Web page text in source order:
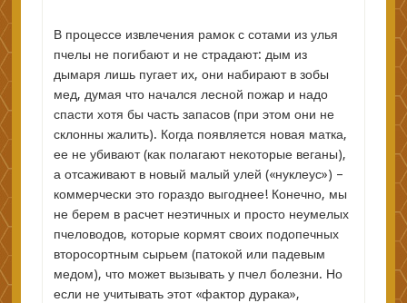
В процессе извлечения рамок с сотами из улья
пчелы не погибают и не страдают: дым из
дымаря лишь пугает их, они набирают в зобы
мед, думая что начался лесной пожар и надо
спасти хотя бы часть запасов (при этом они не
склонны жалить). Когда появляется новая матка,
ее не убивают (как полагают некоторые веганы),
а отсаживают в новый малый улей («нуклеус») –
коммерчески это гораздо выгоднее! Конечно, мы
не берем в расчет неэтичных и просто неумелых
пчеловодов, которые кормят своих подопечных
второсортным сырьем (патокой или падевым
медом), что может вызывать у пчел болезни. Но
если не учитывать этот «фактор дурака»,